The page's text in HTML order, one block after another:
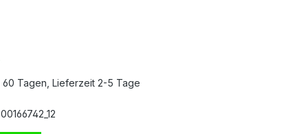
Tagen, Lieferzeit 2-5 Tage
00166742_12